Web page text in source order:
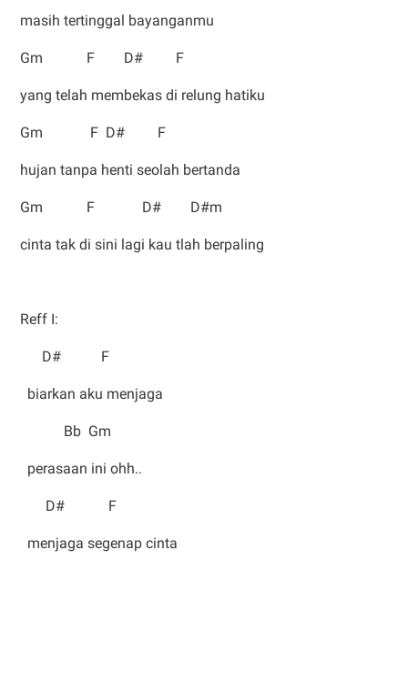
masih tertinggal bayanganmu
Gm F D# F
yang telah membekas di relung hatiku
Gm F D# F
hujan tanpa henti seolah bertanda
Gm F D# D#m
cinta tak di sini lagi kau tlah berpaling
Reff I:
D# F
biarkan aku menjaga
Bb Gm
perasaan ini ohh..
D# F
menjaga segenap cinta